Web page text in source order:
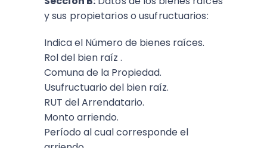
y sus propietarios o usufructuarios:
Indica el Número de bienes raíces.
Rol del bien raíz .
Comuna de la Propiedad.
Usufructuario del bien raíz.
RUT del Arrendatario.
Monto arriendo.
Período al cual corresponde el